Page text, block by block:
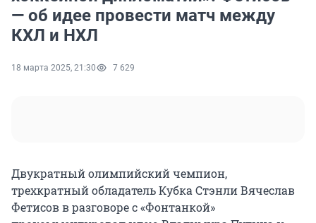
— об идее провести матч между
КХЛ и НХЛ
18 марта 2025, 21:30 7 629
Двукратный олимпийский чемпион,
трехкратный обладатель Кубка Стэнли Вячеслав
Фетисов в разговоре с «Фонтанкой»